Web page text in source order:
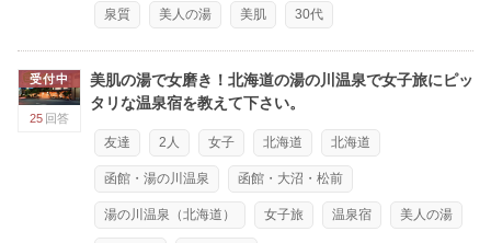
泉質 美人の湯 美肌 30代
受付中
25 回答
美肌の湯で女磨き！北海道の湯の川温泉で女子旅にピッ
タリな温泉宿を教えて下さい。
友達 2人 女子 北海道 北海道
函館・湯の川温泉 函館・大沼・松前
湯の川温泉（北海道） 女子旅 温泉宿 美人の湯